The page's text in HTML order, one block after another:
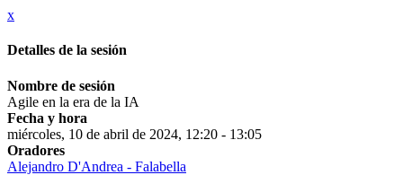
x
Detalles de la sesión
Nombre de sesión
Agile en la era de la IA
Fecha y hora
miércoles, 10 de abril de 2024, 12:20 - 13:05
Oradores
Alejandro D'Andrea - Falabella